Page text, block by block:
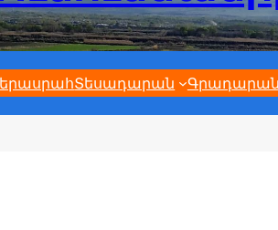
Տեսադարան Գրադարան